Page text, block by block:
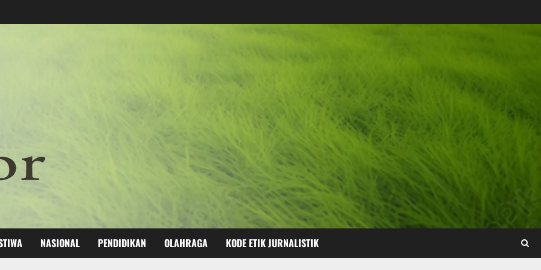
NASIONAL PENDIDIKAN OLAHRAGA KODE ETIK JURNALISTIK